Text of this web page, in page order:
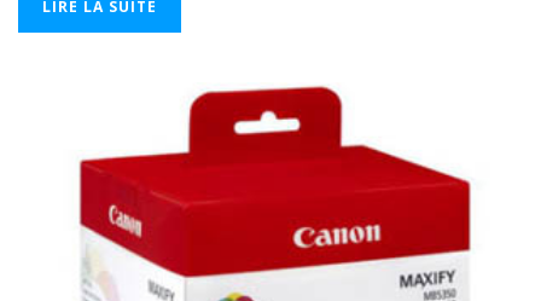
LIRE LA SUITE